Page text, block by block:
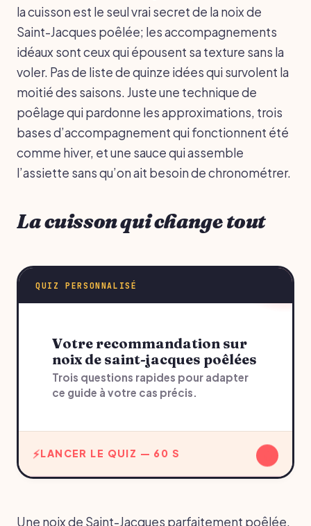
la cuisson est le seul vrai secret de la noix de
Saint-Jacques poêlée; les accompagnements
idéaux sont ceux qui épousent sa texture sans la
voler. Pas de liste de quinze idées qui survolent la
moitié des saisons. Juste une technique de
poêlage qui pardonne les approximations, trois
bases d’accompagnement qui fonctionnent été
comme hiver, et une sauce qui assemble
l’assiette sans qu’on ait besoin de chronométrer.
La cuisson qui change tout
QUIZ PERSONNALISÉ
Votre recommandation sur
noix de saint-jacques poêlées
Trois questions rapides pour adapter
ce guide à votre cas précis.
LANCER LE QUIZ — 60 S
Une noix de Saint-Jacques parfaitement poêlée,